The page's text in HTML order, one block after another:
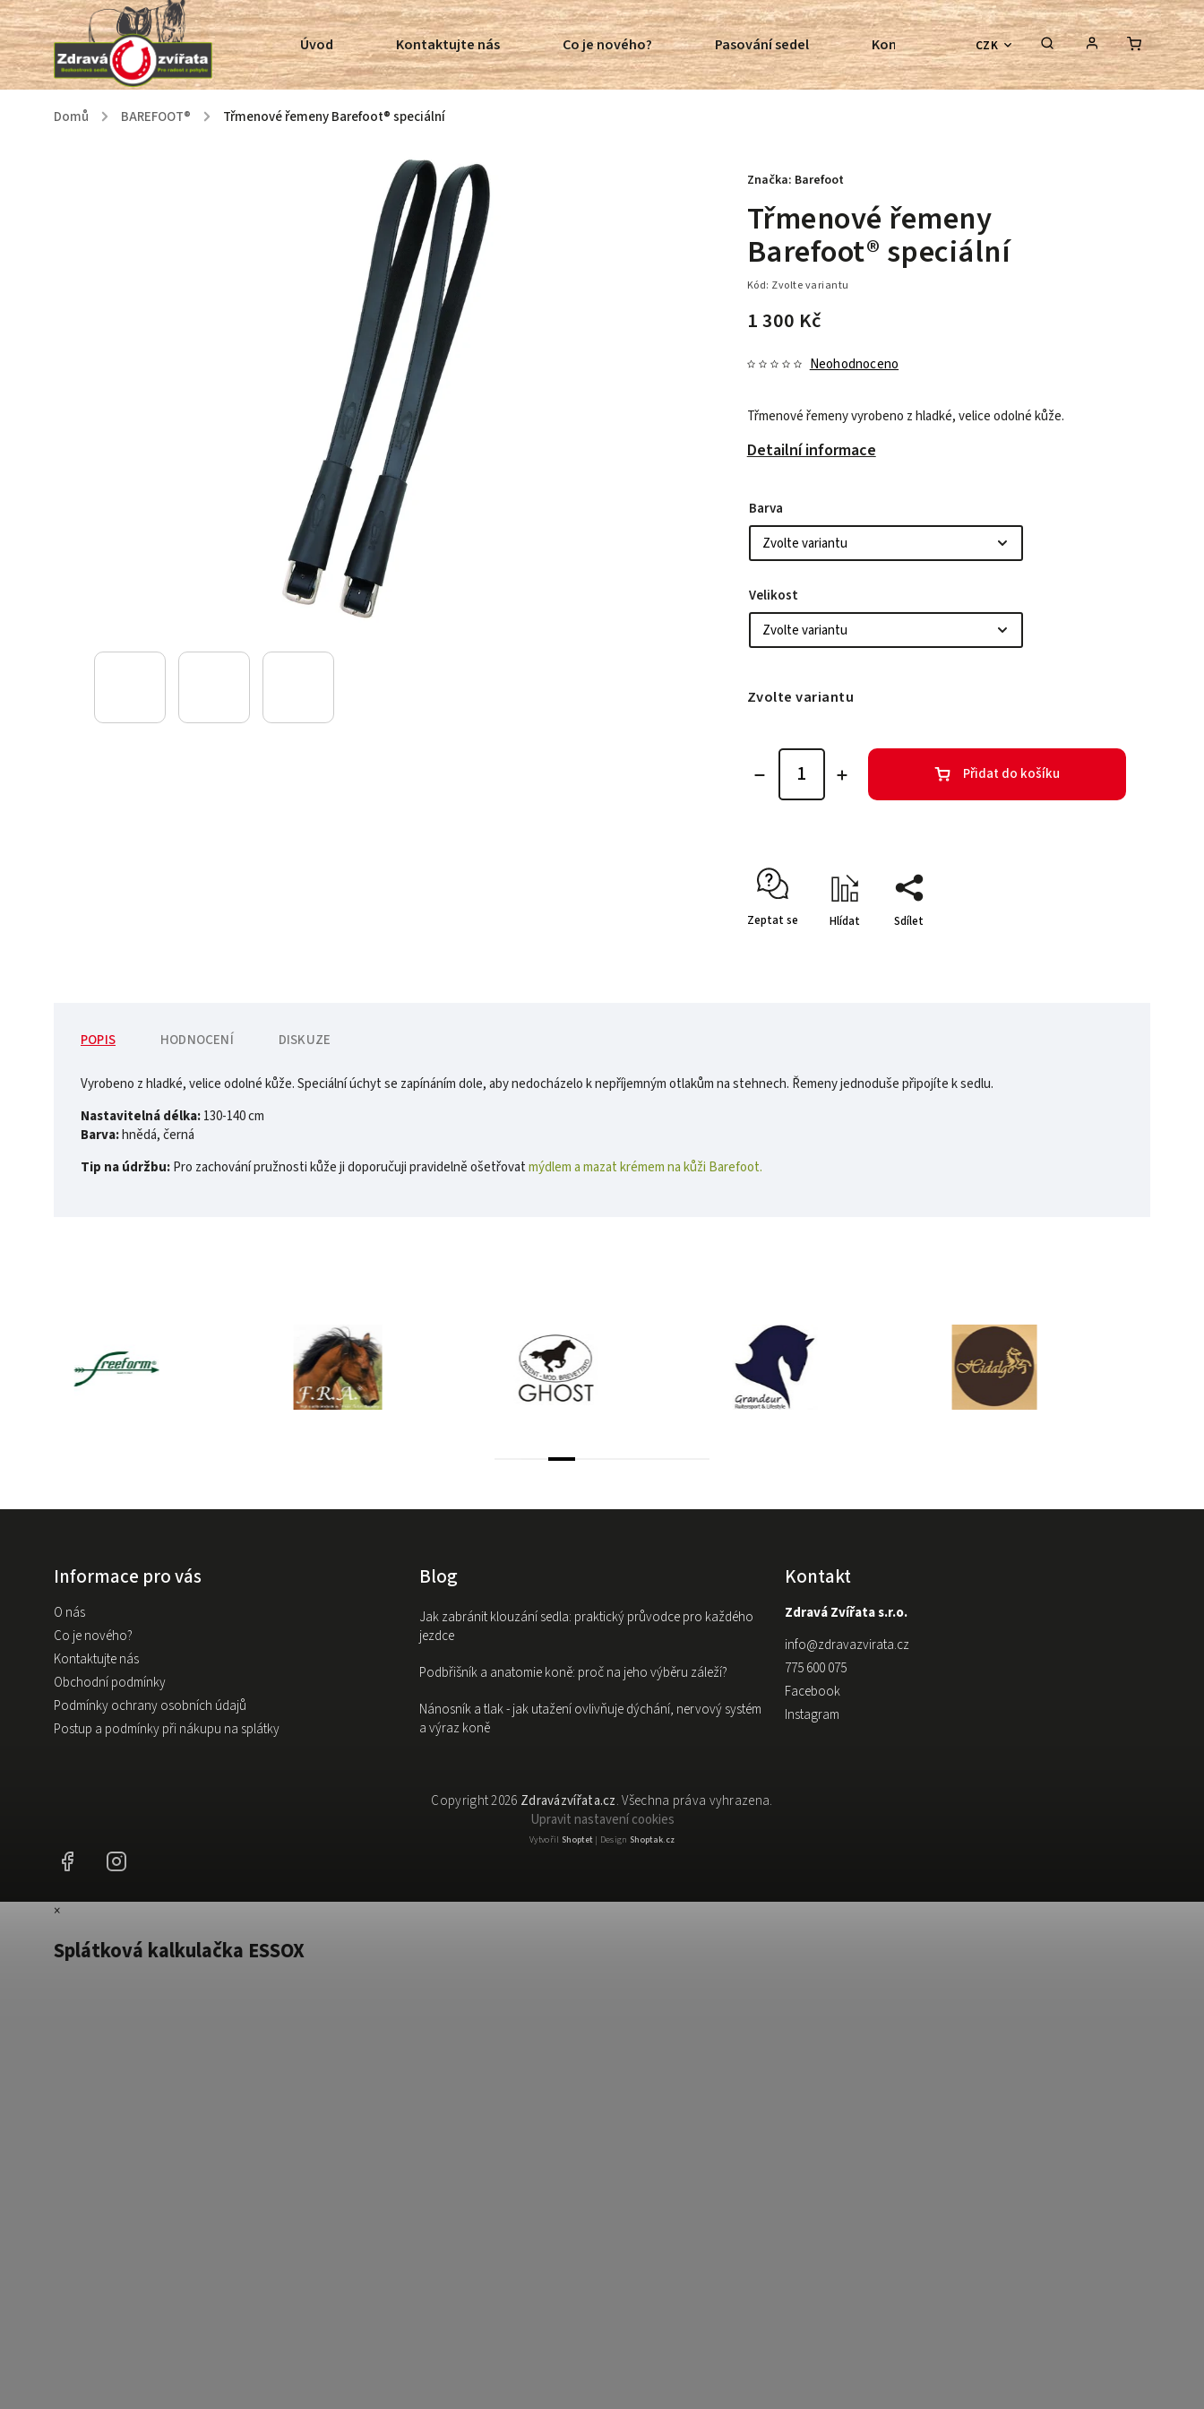
CZK
Úvod Kontaktujte nás Co je nového? Pasování sedel Kontroly bezkostrových sedel Poradenství
Domů / BAREFOOT® / Třmenové řemeny Barefoot® speciální
Třmenové řemeny
Barefoot® speciální
Kód: Zvolte variantu
1 300 Kč
Neohodnoceno
Třmenové řemeny vyrobeno z hladké, velice odolné kůže.
Detailní informace
Značka: Barefoot
Barva
Velikost
Zvolte variantu
Přidat do košíku
Zeptat se Hlídat Sdílet
POPIS HODNOCENÍ DISKUZE
Vyrobeno z hladké, velice odolné kůže. Speciální úchyt se zapínáním dole, aby nedocházelo k nepříjemným otlakům na stehnech. Řemeny jednoduše připojíte k sedlu.
Nastavitelná délka:130-140 cm
Barva:hnědá, černá
Tip na údržbu:Pro zachování pružnosti kůže ji doporučuji pravidelně ošetřovatmýdlem a mazat krémem na kůži Barefoot.
Informace pro vás
O nás
Co je nového?
Kontaktujte nás
Obchodní podmínky
Podmínky ochrany osobních údajů
Postup a podmínky při nákupu na splátky
Blog
Jak zabránit klouzání sedla: praktický průvodce pro každého
jezdce
Podbřišník a anatomie koně: proč na jeho výběru záleží?
Nánosník a tlak - jak utažení ovlivňuje dýchání, nervový systém
a výraz koně
Kontakt
Zdravá Zvířata s.r.o.
info@zdravazvirata.cz
775 600 075
Facebook
Instagram
Copyright 2026 Zdravázvířata.cz. Všechna práva vyhrazena.
Upravit nastavení cookies
Vytvořil Shoptet| Design Shoptak.cz
Facebook
×
Splátková kalkulačka ESSOX